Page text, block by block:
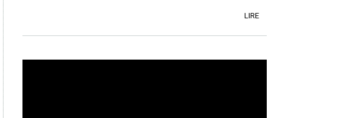
LIRE